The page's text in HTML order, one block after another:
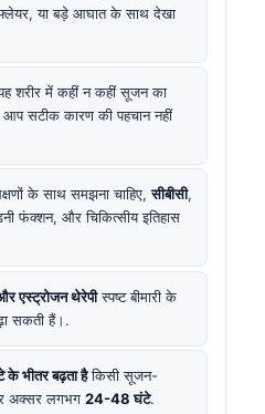
या बड़े आघात के साथ देखा
शरीर में कहीं न कहीं सूजन का
सटीक कारण की पहचान नहीं
के साथ समझना चाहिए,सीबीसी,
फंक्शन, और चिकित्सीय इतिहास
और एस्ट्रोजन थेरेपीस्पष्ट बीमारी के
सकती हैं।.
भीतर बढ़ता हैकिसी सूजन-
अक्सर लगभग 24-48 घंटे.